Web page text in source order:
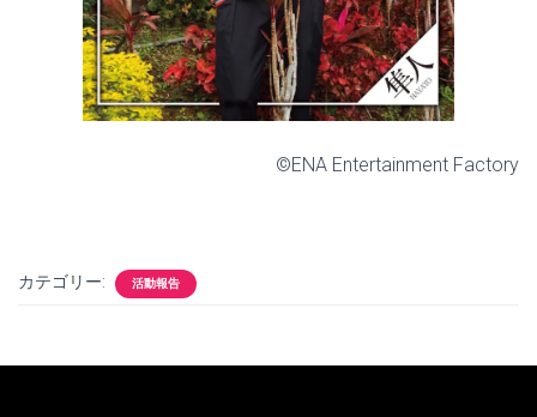
©ENA Entertainment Factory
カテゴリー: 活動報告